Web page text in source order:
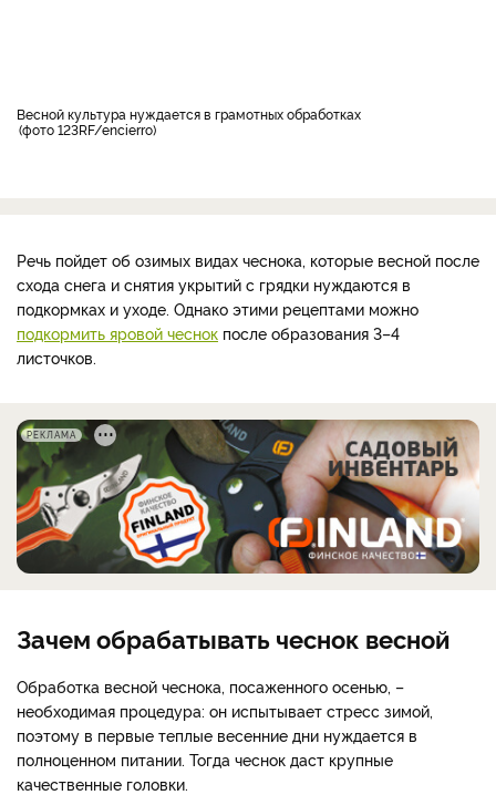
Весной культура нуждается в грамотных обработках
фото 123RF/encierro
Речь пойдет об озимых видах чеснока, которые весной после
схода снега и снятия укрытий с грядки нуждаются в
подкормках и уходе. Однако этими рецептами можно
подкормить яровой чеснок после образования 3–4
листочков.
РЕКЛАМА
Зачем обрабатывать чеснок весной
Обработка весной чеснока, посаженного осенью, –
необходимая процедура: он испытывает стресс зимой,
поэтому в первые теплые весенние дни нуждается в
полноценном питании. Тогда чеснок даст крупные
качественные головки.